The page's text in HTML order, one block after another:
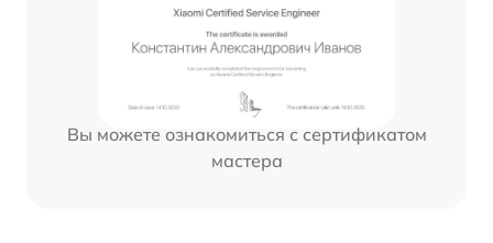
Вы можете ознакомиться с сертификатом
мастера